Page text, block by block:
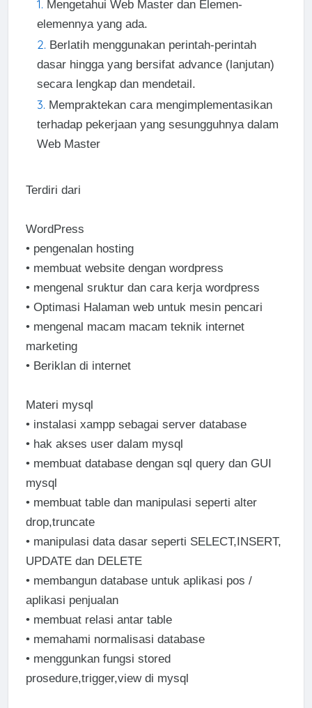
Mengetahui Web Master dan Elemen-
elemennya yang ada.
Berlatih menggunakan perintah-perintah
dasar hingga yang bersifat advance (lanjutan)
secara lengkap dan mendetail.
Mempraktekan cara mengimplementasikan
terhadap pekerjaan yang sesungguhnya dalam
Web Master
Terdiri dari
WordPress
• pengenalan hosting
• membuat website dengan wordpress
• mengenal sruktur dan cara kerja wordpress
• Optimasi Halaman web untuk mesin pencari
• mengenal macam macam teknik internet
marketing
• Beriklan di internet
Materi mysql
• instalasi xampp sebagai server database
• hak akses user dalam mysql
• membuat database dengan sql query dan GUI
mysql
• membuat table dan manipulasi seperti alter
drop,truncate
• manipulasi data dasar seperti SELECT,INSERT,
UPDATE dan DELETE
• membangun database untuk aplikasi pos /
aplikasi penjualan
• membuat relasi antar table
• memahami normalisasi database
• menggunkan fungsi stored
prosedure,trigger,view di mysql